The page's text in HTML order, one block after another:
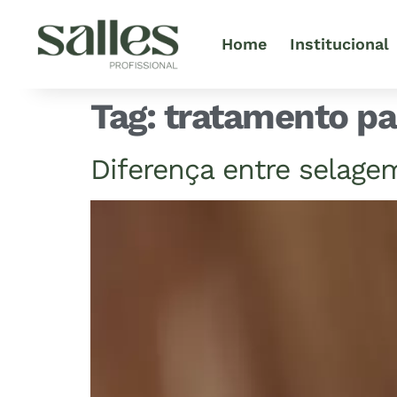
Home Institucional
Tag: tratamento
Diferença entre